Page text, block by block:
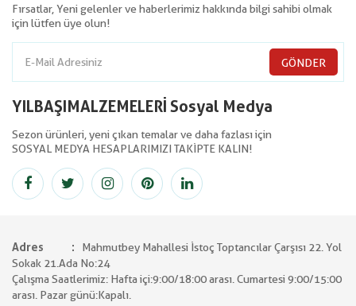
Fırsatlar, Yeni gelenler ve haberlerimiz hakkında bilgi sahibi olmak
için lütfen üye olun!
GÖNDER
YILBAŞIMALZEMELERİ Sosyal Medya
Sezon ürünleri, yeni çıkan temalar ve daha fazlası için
SOSYAL MEDYA HESAPLARIMIZI TAKİPTE KALIN!
Adres
Mahmutbey Mahallesi İstoç Toptancılar Çarşısı 22. Yol
Sokak 21.Ada No:24
Çalışma Saatlerimiz: Hafta içi:9:00/18:00 arası. Cumartesi 9:00/15:00
arası. Pazar günü:Kapalı.